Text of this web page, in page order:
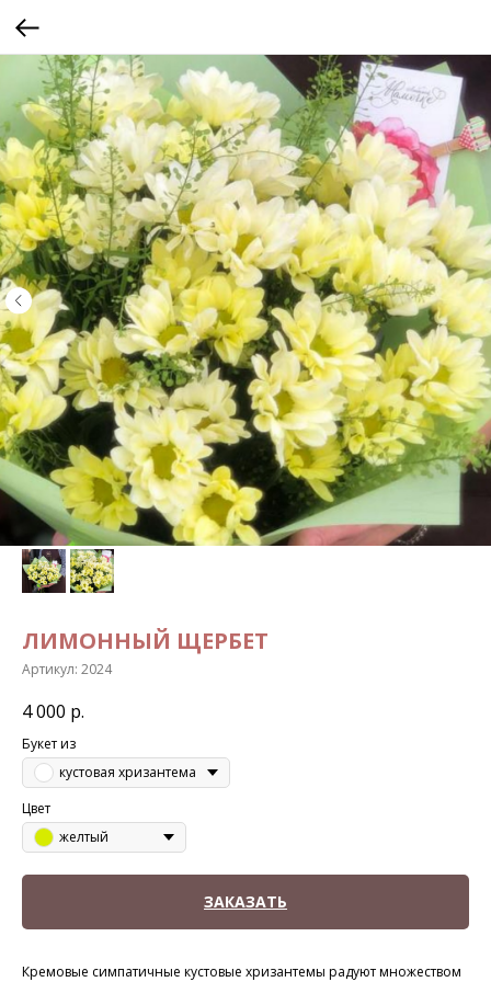
ЛИМОННЫЙ ЩЕРБЕТ
Артикул: 2024
4 000 р.
Букет из
кустовая хризантема
Цвет
желтый
ЗАКАЗАТЬ
Кремовые симпатичные кустовые хризантемы радуют множеством